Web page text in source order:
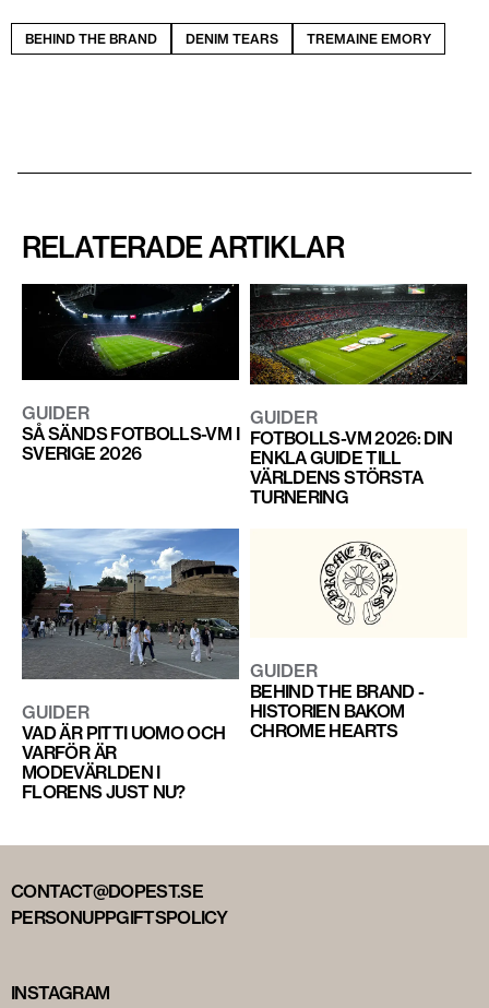
BEHIND THE BRAND DENIM TEARS TREMAINE EMORY
RELATERADE ARTIKLAR
GUIDER
SÅ SÄNDS FOTBOLLS-VM I
SVERIGE 2026
GUIDER
FOTBOLLS-VM 2026: DIN
ENKLA GUIDE TILL
VÄRLDENS STÖRSTA
TURNERING
GUIDER
VAD ÄR PITTI UOMO OCH
VARFÖR ÄR
MODEVÄRLDEN I
FLORENS JUST NU?
GUIDER
BEHIND THE BRAND -
HISTORIEN BAKOM
CHROME HEARTS
CONTACT@DOPEST.SE
PERSONUPPGIFTSPOLICY
INSTAGRAM